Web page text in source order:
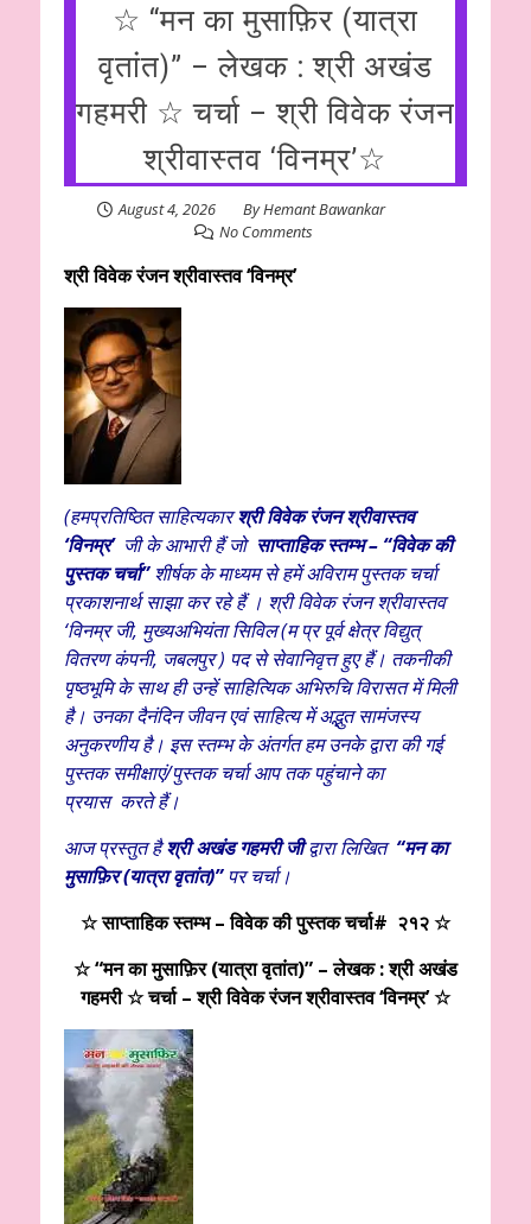
☆ “मन का मुसाफ़िर (यात्रा
वृतांत)” – लेखक : श्री अखंड
गहमरी ☆ चर्चा – श्री विवेक रंजन
श्रीवास्तव ‘विनम्र’☆
August 4, 2026 ByHemant Bawankar
No Comments
श्री विवेक रंजन श्रीवास्तव ‘विनम्र’
(हमप्रतिष्ठित साहित्यकारश्री विवेकरंजन श्रीवास्तव
‘विनम्र’ जी के आभारी हैंजो साप्ताहिक स्तम्भ – “विवेक की
पुस्तक चर्चा”शीर्षक के माध्यम से हमें अविराम पुस्तक चर्चा
प्रकाशनार्थ साझा कर रहे हैं । श्री विवेक रंजन श्रीवास्तव
‘विनम्र जी, मुख्यअभियंता सिविल (म प्र पूर्व क्षेत्र विद्युत्
वितरण कंपनी, जबलपुर ) पद से सेवानिवृत्त हुए हैं। तकनीकी
पृष्ठभूमि के साथ ही उन्हें साहित्यिक अभिरुचि विरासत में मिली
है। उनका दैनंदिन जीवन एवं साहित्य में अद्भुत सामंजस्य
अनुकरणीय है। इस स्तम्भ के अंतर्गत हम उनके द्वारा की गई
पुस्तक समीक्षाएं/पुस्तक चर्चा आप तक पहुंचाने का
प्रयास करते हैं।
आज प्रस्तुत हैश्री अखंड गहमरीजीद्वारा लिखित “मन का
मुसाफ़िर (यात्रा वृतांत)” पर चर्चा।
☆साप्ताहिक स्तम्भ – विवेक की पुस्तक चर्चा# २१२ ☆
☆ “मन का मुसाफ़िर (यात्रा वृतांत)” – लेखक : श्री अखंड
गहमरी ☆ चर्चा – श्री विवेक रंजन श्रीवास्तव ‘विनम्र’ ☆